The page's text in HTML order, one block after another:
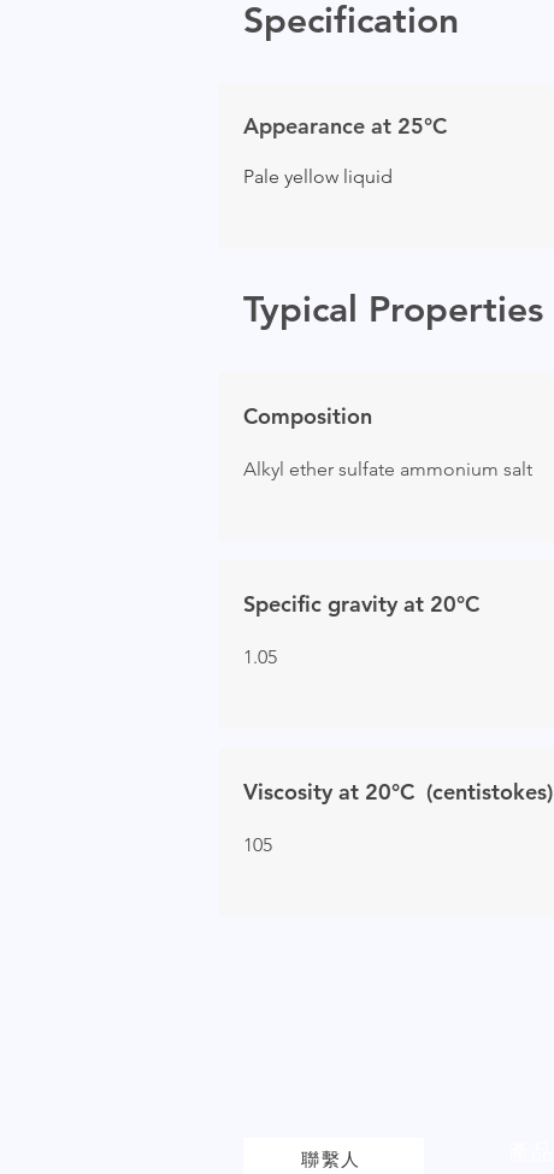
Specification
Appearance at 25°C
Pale yellow liquid
Typical Properties
Composition
Alkyl ether sulfate ammonium salt
Specific gravity at 20°C
1.05
Viscosity at 20°C (centistokes)
105
聯繫人